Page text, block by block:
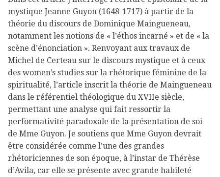
mystique Jeanne Guyon (1648-1717) à partir de la
théorie du discours de Dominique Maingueneau,
notamment les notions de « l’éthos incarné » et de « la
scène d’énonciation ». Renvoyant aux travaux de
Michel de Certeau sur le discours mystique et à ceux
des women’s studies sur la rhétorique féminine de la
spiritualité, l’article inscrit la théorie de Maingueneau
dans le référentiel théologique du XVIIe siècle,
permettant une analyse qui fait ressortir la
performativité paradoxale de la présentation de soi
de Mme Guyon. Je soutiens que Mme Guyon devrait
être considérée comme l’une des grandes
rhétoriciennes de son époque, à l’instar de Thérèse
d’Avila, car elle se présente avec grande habileté